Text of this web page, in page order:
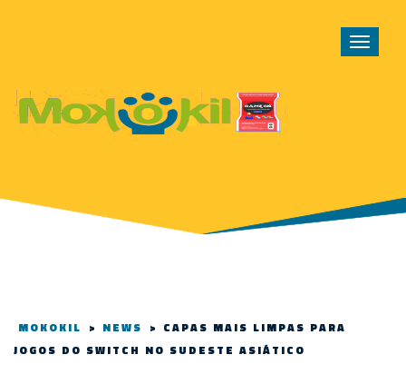
Toggle
MOKOKIL > NEWS > CAPAS MAIS LIMPAS PARA
JOGOS DO SWITCH NO SUDESTE ASIÁTICO